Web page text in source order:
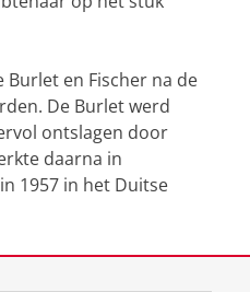
Burlet en Fischer na de
De Burlet werd
ontslagen door
daarna in
1957 in het Duitse